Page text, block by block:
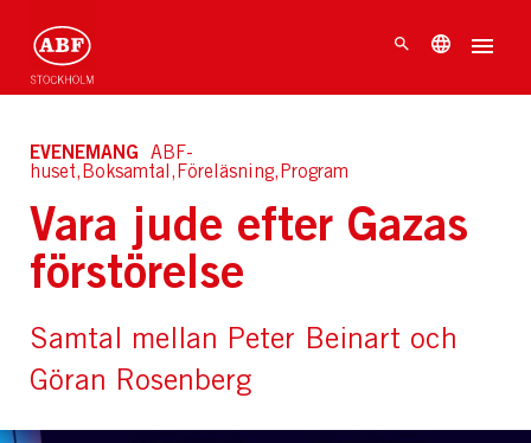
EVENEMANG ABF-
huset,Boksamtal,Föreläsning,Program
Vara jude efter Gazas
förstörelse
Samtal mellan Peter Beinart och
Göran Rosenberg